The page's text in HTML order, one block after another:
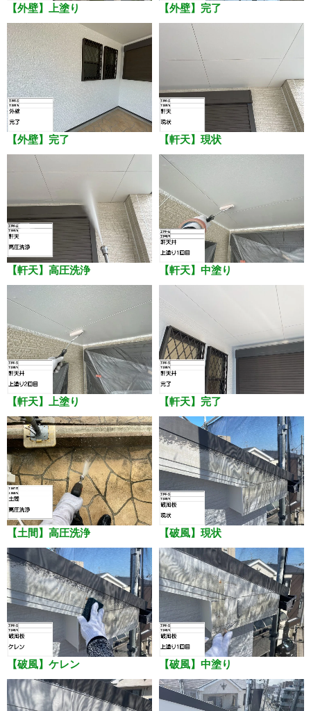
【外壁】上塗り 【外壁】完了
【外壁】完了 【軒天】現状
【軒天】高圧洗浄 【軒天】中塗り
【軒天】上塗り 【軒天】完了
【土間】高圧洗浄 【破風】現状
【破風】ケレン 【破風】中塗り